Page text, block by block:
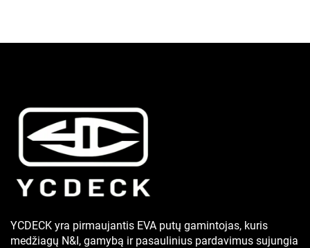
YCDECK yra pirmaujantis EVA putų gamintojas, kuris
medžiagų N&I, gamybą ir pasaulinius pardavimus sujungia